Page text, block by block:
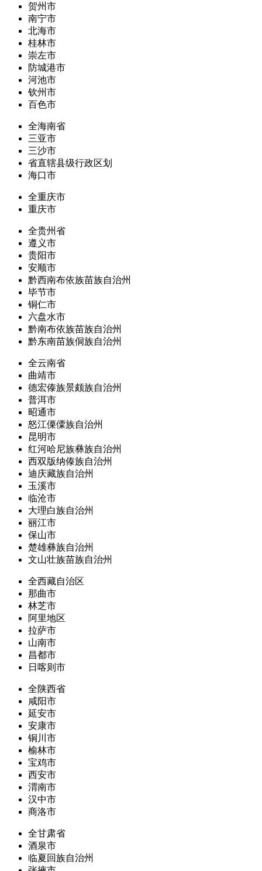
贺州市
南宁市
北海市
桂林市
崇左市
防城港市
河池市
钦州市
百色市
全海南省
三亚市
三沙市
省直辖县级行政区划
海口市
全重庆市
重庆市
全贵州省
遵义市
贵阳市
安顺市
黔西南布依族苗族自治州
毕节市
铜仁市
六盘水市
黔南布依族苗族自治州
黔东南苗族侗族自治州
全云南省
曲靖市
德宏傣族景颇族自治州
普洱市
昭通市
怒江傈僳族自治州
昆明市
红河哈尼族彝族自治州
西双版纳傣族自治州
迪庆藏族自治州
玉溪市
临沧市
大理白族自治州
丽江市
保山市
楚雄彝族自治州
文山壮族苗族自治州
全西藏自治区
那曲市
林芝市
阿里地区
拉萨市
山南市
昌都市
日喀则市
全陕西省
咸阳市
延安市
安康市
铜川市
榆林市
宝鸡市
西安市
渭南市
汉中市
商洛市
全甘肃省
酒泉市
临夏回族自治州